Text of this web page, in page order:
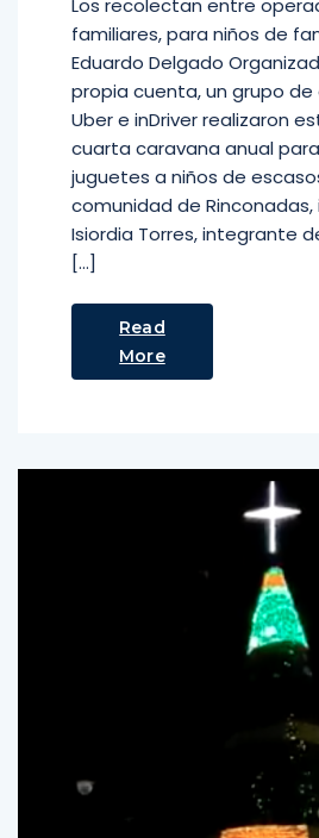
Los recolectan entre
familiares, para niños de
Eduardo Delgado
propia cuenta, un grupo
Uber e inDriver realizaron
cuarta caravana anual
juguetes a niños de
comunidad de
Isiordia Torres, integrante
[…]
Read
More